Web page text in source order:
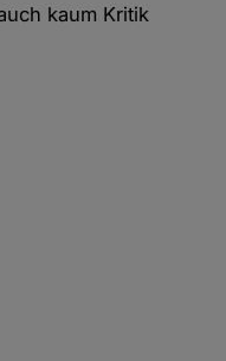
kaum Kritik